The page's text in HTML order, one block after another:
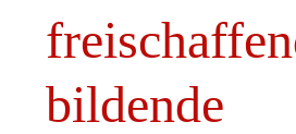
bildende